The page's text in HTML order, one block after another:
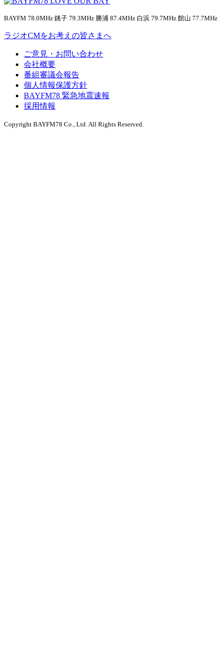
BAYFM 78.0MHz 銚子 79.3MHz 勝浦 87.4MHz 白浜 79.7MHz 館山 77.7MHz
ラジオCMをお考えの皆さまへ
ご意見・お問い合わせ
会社概要
番組審議会報告
個人情報保護方針
BAYFM78 緊急地震速報
採用情報
Copyright BAYFM78 Co., Ltd. All Rights Reserved.